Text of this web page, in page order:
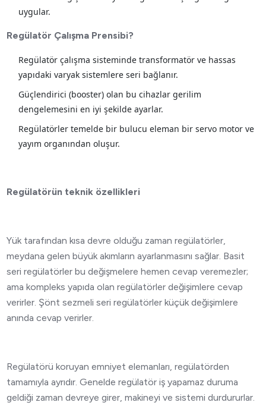
uygular.
Regülatör Çalışma Prensibi?
Regülatör çalışma sisteminde transformatör ve hassas
yapıdaki varyak sistemlere seri bağlanır.
Güçlendirici (booster) olan bu cihazlar gerilim
dengelemesini en iyi şekilde ayarlar.
Regülatörler temelde bir bulucu eleman bir servo motor ve
yayım organından oluşur.
Regülatörün teknik özellikleri
Yük tarafından kısa devre olduğu zaman regülatörler,
meydana gelen büyük akımların ayarlanmasını sağlar. Basit
seri regülatörler bu değişmelere hemen cevap veremezler;
ama kompleks yapıda olan regülatörler değişimlere cevap
verirler. Şönt sezmeli seri regülatörler küçük değişimlere
anında cevap verirler.
Regülatörü koruyan emniyet elemanları, regülatörden
tamamıyla ayrıdır. Genelde regülatör iş yapamaz duruma
geldiği zaman devreye girer, makineyi ve sistemi durdururlar.